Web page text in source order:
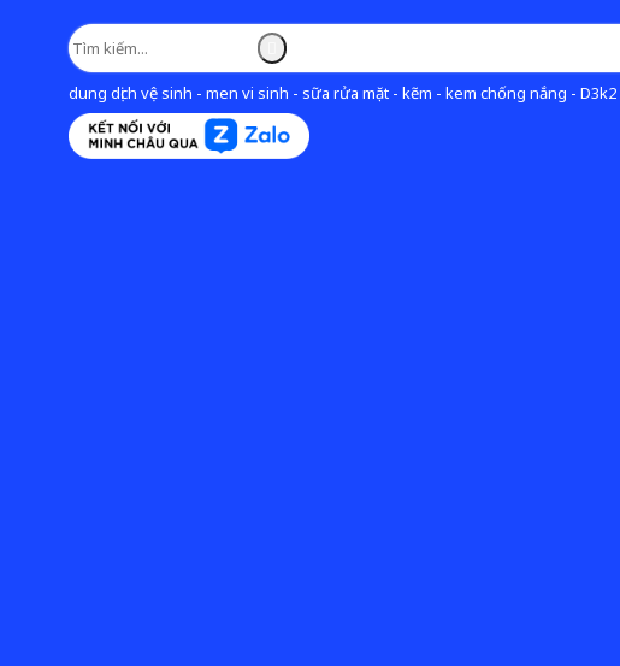
dung dịch vệ sinh - men vi sinh - sữa rửa mặt - kẽm - kem chống nắng - D3k2